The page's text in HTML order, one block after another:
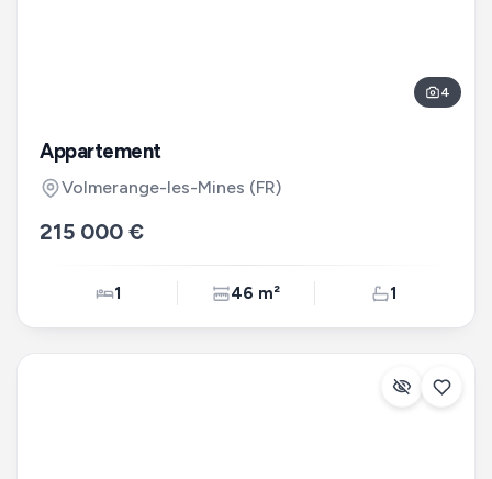
4
Appartement
Volmerange-les-Mines (FR)
215 000 €
1 46 m² 1